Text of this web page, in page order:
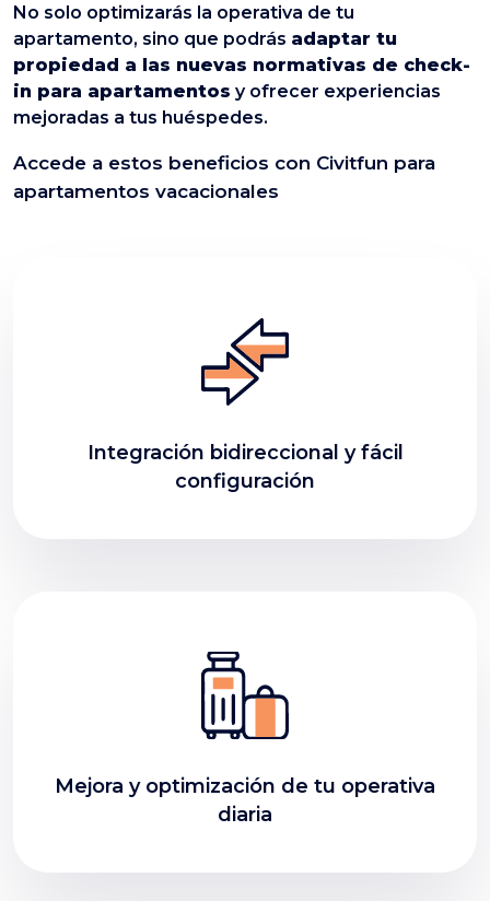
No solo optimizarás la operativa de tu
apartamento, sino que podrás adaptar tu
propiedad a las nuevas normativas de check-
in para apartamentos y ofrecer experiencias
mejoradas a tus huéspedes.
Accede a estos beneficios con Civitfun para
apartamentos vacacionales
Integración bidireccional y fácil
configuración
Mejora y optimización de tu operativa
diaria